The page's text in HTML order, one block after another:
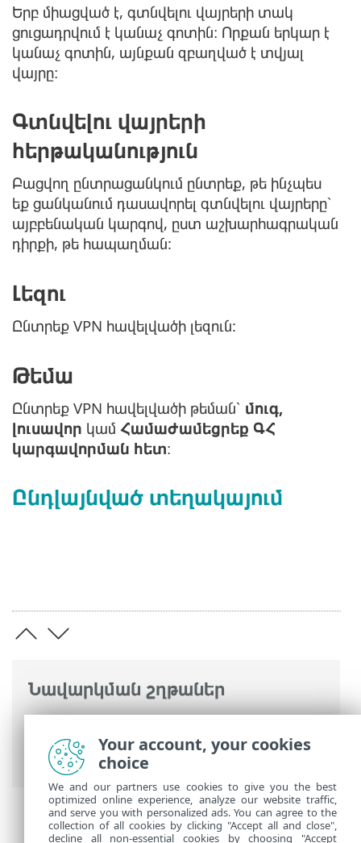
Նավարկման շղթաներ
ESET առցանց օգնություն>ESET VPN>
ESET VPN
>Ինչպես աշխատել ESET VPN-
> Կարգավորումներ
Երբ միացված է, գտնվելու վայրերի տակ
ցուցադրվում է կանաչ գոտին։ Որքան երկար է
կանաչ գոտին, այնքան զբաղված է տվյալ
վայրը։
Գտնվելու վայրերի
հերթականություն
Բացվող ընտրացանկում ընտրեք, թե ինչպես
եք ցանկանում դասավորել գտնվելու վայրերը՝
այբբենական կարգով, ըստ աշխարհագրական
դիրքի, թե հապաղման:
Լեզու
Ընտրեք VPN հավելվածի լեզուն:
Թեմա
Ընտրեք VPN հավելվածի թեման՝ մուգ,
լուսավոր կամ Համաժամեցրեք ԳՀ
կարգավորման հետ։
Ընդլայնված տեղակայում
Your account, your cookies
choice
We and our partners use cookies to give you the best
optimized online experience, analyze our website traffic,
and serve you with personalized ads. You can agree to the
collection of all cookies by clicking "Accept all and close",
decline all non-essential cookies by choosing "Accept